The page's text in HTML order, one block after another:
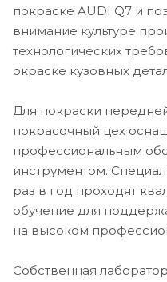
покраске AUDI Q7 и
внимание культуре
технологических
окраске кузовных
Для покраски
покрасочный цех
профессиональным
инструментом.
раз в год проходят
обучение для
на высоком
Собственная